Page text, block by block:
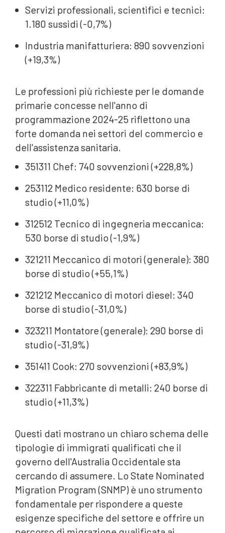
Servizi professionali, scientifici e tecnici:
1.180 sussidi (-0,7%)
Industria manifatturiera: 890 sovvenzioni
(+19,3%)
Le professioni più richieste per le domande
primarie concesse nell'anno di
programmazione 2024-25 riflettono una
forte domanda nei settori del commercio e
dell'assistenza sanitaria.
351311 Chef: 740 sovvenzioni (+228,8%)
253112 Medico residente: 630 borse di
studio (+11,0%)
312512 Tecnico di ingegneria meccanica:
530 borse di studio (-1,9%)
321211 Meccanico di motori (generale): 380
borse di studio (+55,1%)
321212 Meccanico di motori diesel: 340
borse di studio (-31,0%)
323211 Montatore (generale): 290 borse di
studio (-31,9%)
351411 Cook: 270 sovvenzioni (+83,9%)
322311 Fabbricante di metalli: 240 borse di
studio (+11,3%)
Questi dati mostrano un chiaro schema delle
tipologie di immigrati qualificati che il
governo dell'Australia Occidentale sta
cercando di assumere. Lo State Nominated
Migration Program (SNMP) è uno strumento
fondamentale per rispondere a queste
esigenze specifiche del settore e offrire un